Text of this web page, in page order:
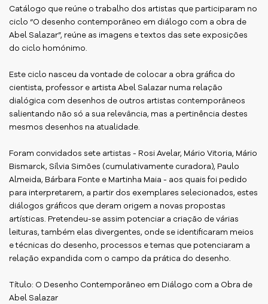
Catálogo que reúne o trabalho dos artistas que participaram no
ciclo “O desenho contemporâneo em diálogo com a obra de
Abel Salazar”, reúne as imagens e textos das sete exposições
do ciclo homónimo.
Este ciclo nasceu da vontade de colocar a obra gráfica do
cientista, professor e artista Abel Salazar numa relação
dialógica com desenhos de outros artistas contemporâneos
salientando não só a sua relevância, mas a pertinência destes
mesmos desenhos na atualidade.
Foram convidados sete artistas - Rosi Avelar, Mário Vitoria, Mário
Bismarck, Sílvia Simões (cumulativamente curadora), Paulo
Almeida, Bárbara Fonte e Martinha Maia - aos quais foi pedido
para interpretarem, a partir dos exemplares selecionados, estes
diálogos gráficos que deram origem a novas propostas
artísticas. Pretendeu-se assim potenciar a criação de várias
leituras, também elas divergentes, onde se identificaram meios
e técnicas do desenho, processos e temas que potenciaram a
relação expandida com o campo da prática do desenho.
Título: O Desenho Contemporâneo em Diálogo com a Obra de
Abel Salazar